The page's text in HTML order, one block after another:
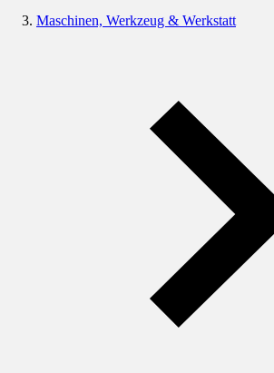
Maschinen, Werkzeug & Werkstatt